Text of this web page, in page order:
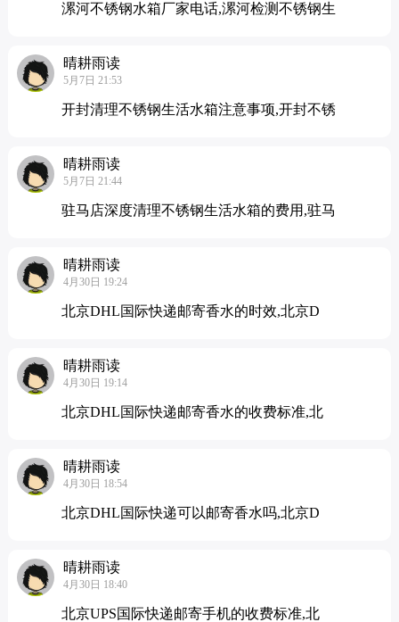
漯河不锈钢水箱厂家电话,漯河检测不锈钢生
晴耕雨读
5月7日 21:53
开封清理不锈钢生活水箱注意事项,开封不锈
晴耕雨读
5月7日 21:44
驻马店深度清理不锈钢生活水箱的费用,驻马
晴耕雨读
4月30日 19:24
北京DHL国际快递邮寄香水的时效,北京D
晴耕雨读
4月30日 19:14
北京DHL国际快递邮寄香水的收费标准,北
晴耕雨读
4月30日 18:54
北京DHL国际快递可以邮寄香水吗,北京D
晴耕雨读
4月30日 18:40
北京UPS国际快递邮寄手机的收费标准,北